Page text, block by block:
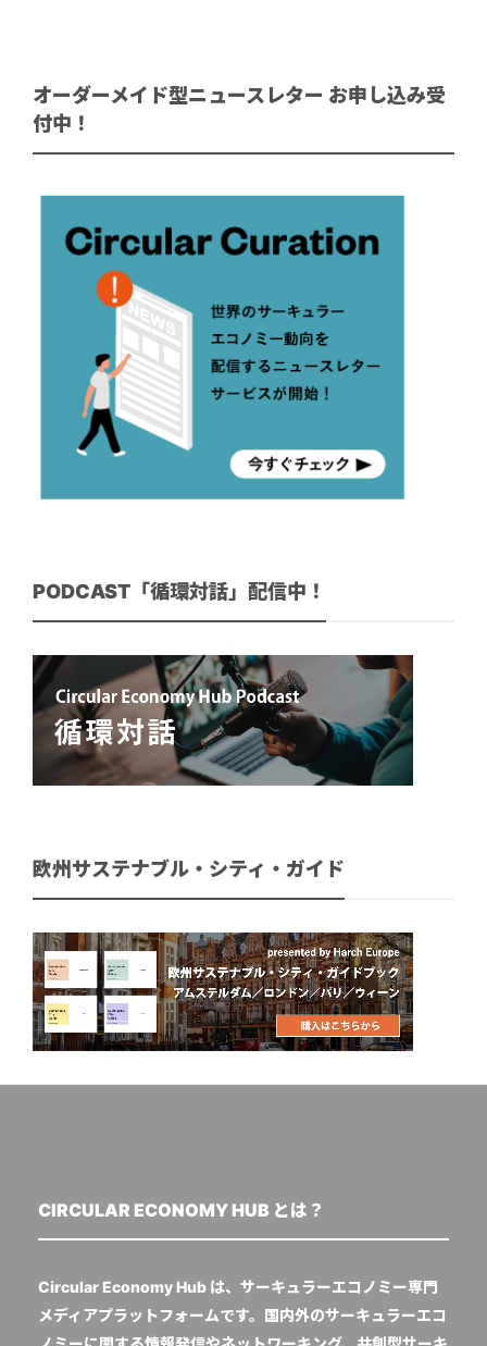
オーダーメイド型ニュースレター お申し込み受
付中！
PODCAST「循環対話」配信中！
欧州サステナブル・シティ・ガイド
CIRCULAR ECONOMY HUB とは？
Circular Economy Hub は、サーキュラーエコノミー専門
メディアプラットフォームです。国内外のサーキュラーエコ